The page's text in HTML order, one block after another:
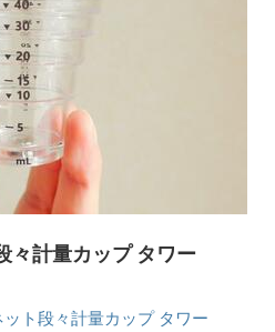
々計量カップ タワー
ット段々計量カップ タワー